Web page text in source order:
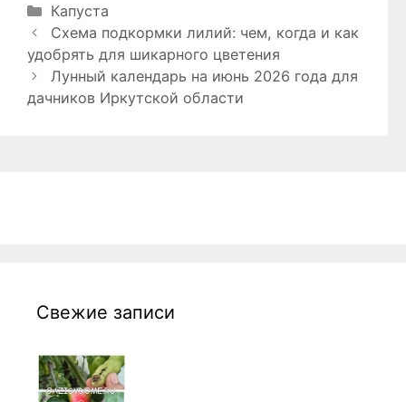
Рубрики
Капуста
Схема подкормки лилий: чем, когда и как
удобрять для шикарного цветения
Лунный календарь на июнь 2026 года для
дачников Иркутской области
Свежие записи